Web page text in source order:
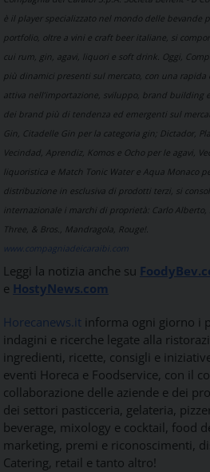
è il player specializzato nel mondo delle bevande
portfolio, oltre a vini e craft beer italiane, si
cui rum, gin, agavi, liquori e soft drink. Oggi,
più dinamici presenti sul mercato, con una rapida
attiva nell’importazione, sviluppo, brand building
dei brand più di tendenza ed emergenti sul
Gin, Citadelle Gin per la categoria gin; Dictador,
Vecindad, Aprendiz, Komos e Ocho per le agavi,
liquoristica e Match Tonic Water e Aqua Monaco
distribuzione in esclusiva di prodotti terzi, si
internazionale i marchi di proprietà: Carlo Alberto,
Three, & Bros., Mandragola, Rouge!.
www.compagniadeicaraibi.com
Leggi la notizia anche su
e HostyNews.com
Horecanews.it informa ogni giorno i
indagini e ricerche legate alla
ingredienti, ricette, consigli e
eventi Horeca e Foodservice, con il
collaborazione delle aziende e dei
dei settori pasticceria, gelateria,
beverage, mixology e cocktail, food
marketing, premi e riconoscimenti,
Catering, retail e tanto altro!